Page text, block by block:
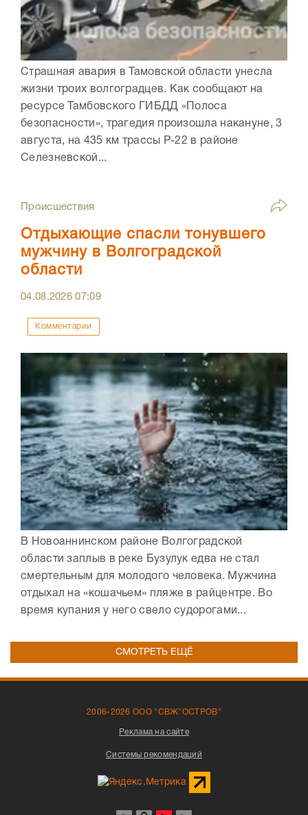
Страшная авария в Тамовской области унесла
жизни троих волгоградцев. Как сообщают на
ресурсе Тамбовского ГИБДД «Полоса
безопасности», трагедия произошла накануне, 3
августа, на 435 км трассы Р-22 в районе
Селезневской...
Происшествия
Отдыхающие спасли тонувшего
мужчину в Волгоградской
области
04.08.202607:09
Комментарии
В Новоаннинском районе Волгоградской
области заплыв в реке Бузулук едва не стал
смертельным для молодого человека. Мужчина
отдыхал на «кошачьем» пляже в райцентре. Во
время купания у него свело судорогами...
СМОТРЕТЬ ЕЩЁ
2006-2026 ООО "СВЖ"ОСТРОВ"
Реклама на сайте
Системы рекомендаций